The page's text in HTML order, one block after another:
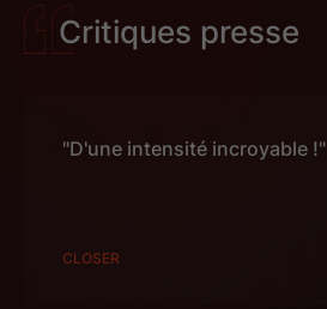
Critiques presse
"D'une intensité incroyable !"
CLOSER